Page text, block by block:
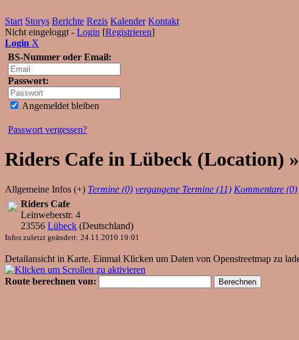
Start Storys Berichte Rezis Kalender Kontakt
Nicht eingeloggt - Login [Registrieren]
Login X
BS-Nummer oder Email:
Passwort:
Angemeldet bleiben
Passwort vergessen?
Riders Cafe in Lübeck (Location)
Allgemeine Infos (+) Termine (0) vergangene Termine (11) Kommentare (0)
Riders Cafe
Leinweberstr. 4
23556 Lübeck (Deutschland)
Infos zuletzt geändert: 24.11.2010 19:01
Detailansicht in Karte. Einmal Klicken um Daten von Openstreetmap zu
Route berechnen von: